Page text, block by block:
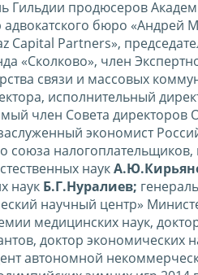
Гильдии продюсеров
бюро «Андрей
Partners»,
«Сколково», член
связи и массовых
исполнительный
член Совета директоров
экономист
союза
наук
наук Б.Г.Нуралиев;
научный центр»
медицинских наук,
доктор экономических
автономной